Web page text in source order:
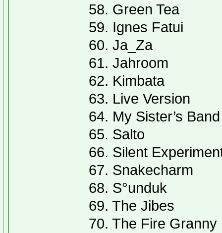
58. Green Tea
59. Ignes Fatui
60. Ja_Za
61. Jahroom
62. Kimbata
63. Live Version
64. My Sister’s Band
65. Salto
66. Silent
67. Snakecharm
68. S°unduk
69. The Jibes
70. The Fire Granny